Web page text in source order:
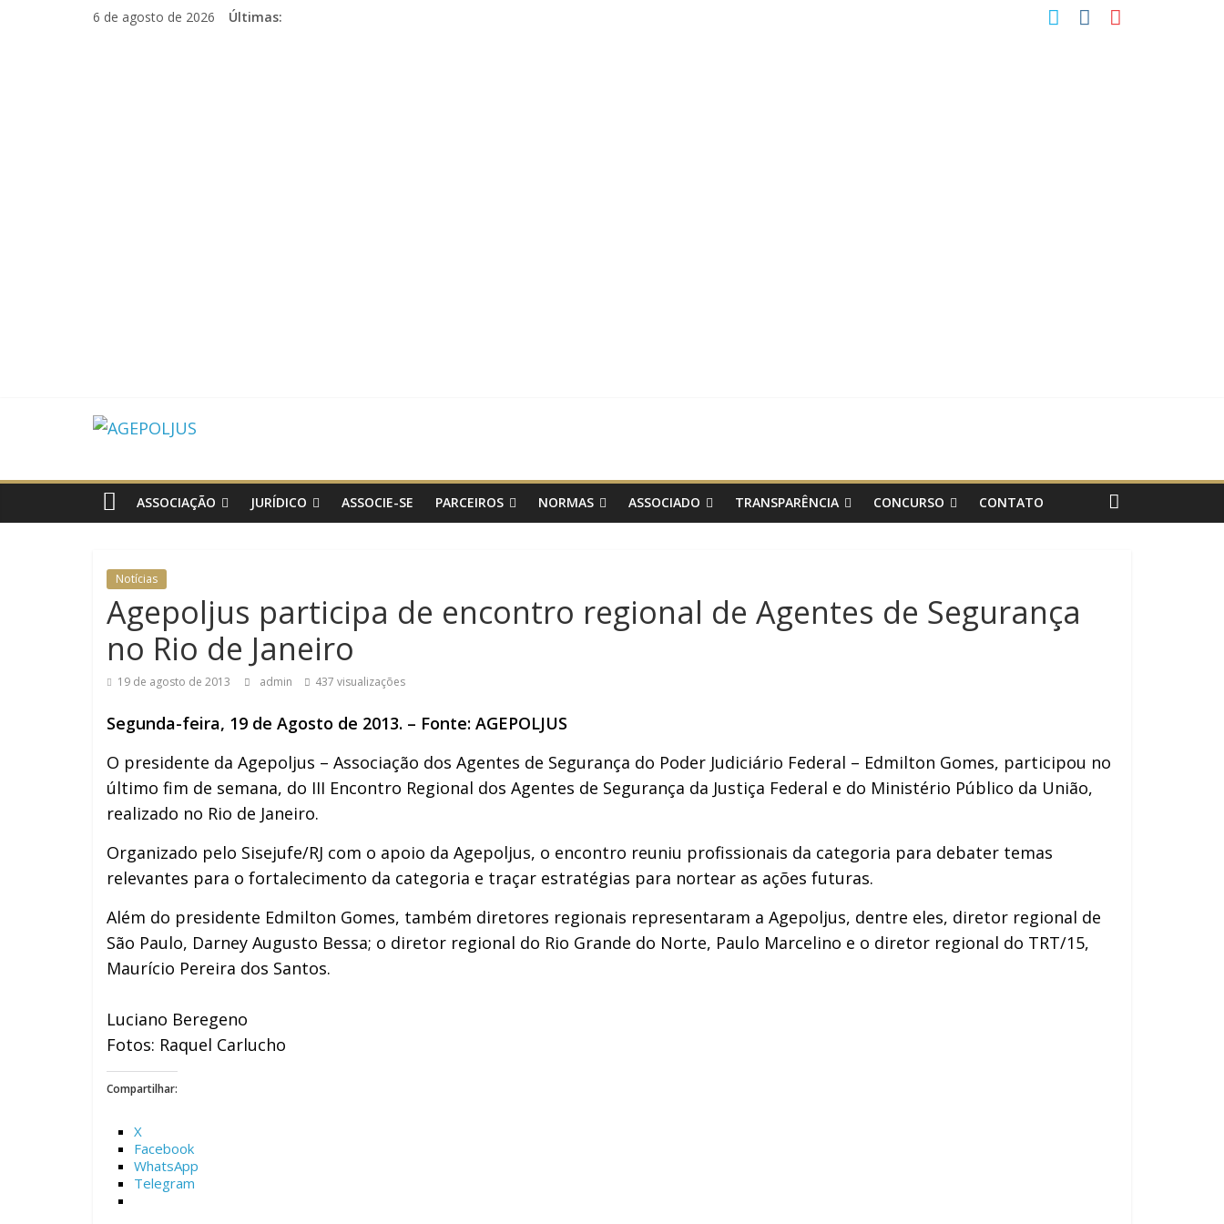
6 de agosto de 2026 Últimas:
AGEPOLJUS
Associação
Nacional
dos
Judiciária
ASSOCIAÇÃO JURÍDICO ASSOCIE-SE PARCEIROS NORMAS ASSOCIADO TRANSPARÊNCIA CONCURSO CONTATO
Notícias
Agepoljus participa de encontro regional de Agentes de Segurança
no Rio de Janeiro
19 de agosto de 2013 admin 437 visualizações
Segunda-feira, 19 de Agosto de 2013. – Fonte: AGEPOLJUS
O presidente da Agepoljus – Associação dos Agentes de Segurança do Poder Judiciário Federal – Edmilton Gomes, participou no
último fim de semana, do III Encontro Regional dos Agentes de Segurança da Justiça Federal e do Ministério Público da União,
realizado no Rio de Janeiro.
Organizado pelo Sisejufe/RJ com o apoio da Agepoljus, o encontro reuniu profissionais da categoria para debater temas
relevantes para o fortalecimento da categoria e traçar estratégias para nortear as ações futuras.
Além do presidente Edmilton Gomes, também diretores regionais representaram a Agepoljus, dentre eles, diretor regional de
São Paulo, Darney Augusto Bessa; o diretor regional do Rio Grande do Norte, Paulo Marcelino e o diretor regional do TRT/15,
Maurício Pereira dos Santos.
Luciano Beregeno
Fotos: Raquel Carlucho
Compartilhar:
X
Facebook
WhatsApp
Telegram